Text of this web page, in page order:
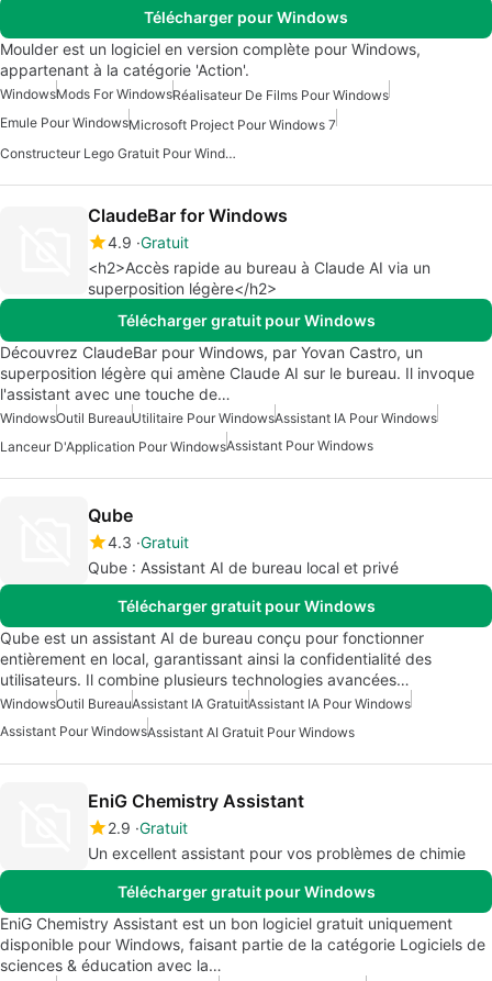
Télécharger pour Windows
Moulder est un logiciel en version complète pour Windows,
appartenant à la catégorie 'Action'.
WindowsMods For WindowsRéalisateur De Films Pour Windows
Emule Pour WindowsMicrosoft Project Pour Windows 7
Constructeur Lego Gratuit Pour Windows
ClaudeBar for Windows
4.9 Gratuit
<h2>Accès rapide au bureau à Claude AI via un
superposition légère</h2>
Télécharger gratuit pour Windows
Découvrez ClaudeBar pour Windows, par Yovan Castro, un
superposition légère qui amène Claude AI sur le bureau. Il invoque
l'assistant avec une touche de…
WindowsOutil BureauUtilitaire Pour WindowsAssistant IA Pour Windows
Lanceur D'Application Pour WindowsAssistant Pour Windows
Qube
4.3 Gratuit
Qube : Assistant AI de bureau local et privé
Télécharger gratuit pour Windows
Qube est un assistant AI de bureau conçu pour fonctionner
entièrement en local, garantissant ainsi la confidentialité des
utilisateurs. Il combine plusieurs technologies avancées…
WindowsOutil BureauAssistant IA GratuitAssistant IA Pour Windows
Assistant Pour WindowsAssistant AI Gratuit Pour Windows
EniG Chemistry Assistant
2.9 Gratuit
Un excellent assistant pour vos problèmes de chimie
Télécharger gratuit pour Windows
EniG Chemistry Assistant est un bon logiciel gratuit uniquement
disponible pour Windows, faisant partie de la catégorie Logiciels de
sciences & éducation avec la…